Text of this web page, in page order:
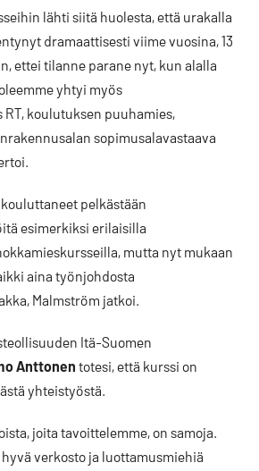
lähti siitä huolesta, että urakalla
dramaattisesti viime vuosina, 13
ettei tilanne parane nyt, kun alalla
yhtyi myös
koulutuksen puuhamies,
sopimusalavastaava
pelkästään
esimerkiksi erilaisilla
mutta nyt mukaan
aina työnjohdosta
Malmström jatkoi.
Itä-Suomen
Anttonen totesi, että kurssi on
yhteistyöstä.
joita tavoittelemme, on samoja.
verkosto ja luottamusmiehiä